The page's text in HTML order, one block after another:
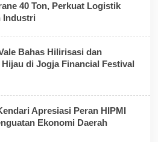
40 Ton, Perkuat Logistik
Industri
Bahas Hilirisasi dan
di Jogja Financial Festival
Apresiasi Peran HIPMI
Ekonomi Daerah